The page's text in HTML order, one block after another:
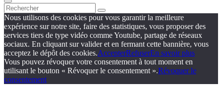
Nous utilisons des cookies pour vous garantir la meilleure
expérience sur notre site, faire des statistiques, vous proposer des
services tiers de type vidéo comme Youtube, partage de réseaux
sociaux. En cliquant sur valider et en fermant cette bannière, vous
acceptez le dépôt des cookies.AccepterRefuserEn savoir plus
Vous pouvez révoquer votre consentement à tout moment en
utilisant le bouton « Révoquer le consentement ».Révoquer le
consentement